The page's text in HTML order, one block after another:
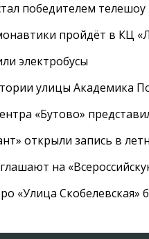
победителем телешоу
пройдёт в КЦ
электробусы
улицы Академика
«Бутово»
открыли запись в
на
«Улица Скобелевская»